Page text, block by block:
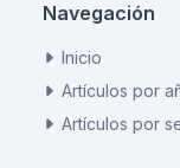
Navegación
Inicio
Artículos por
Artículos por